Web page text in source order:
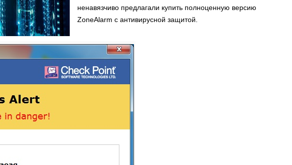
ненавязчиво предлагали купить полноценную версию
ZoneAlarm с антивирусной защитой.